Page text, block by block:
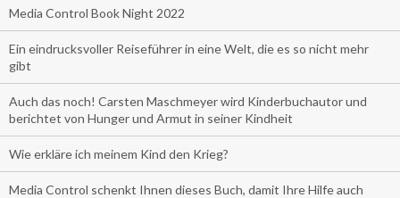
Media Control Book Night 2022
Ein eindrucksvoller Reiseführer in eine Welt, die es so nicht mehr
gibt
Auch das noch! Carsten Maschmeyer wird Kinderbuchautor und
berichtet von Hunger und Armut in seiner Kindheit
Wie erkläre ich meinem Kind den Krieg?
Media Control schenkt Ihnen dieses Buch, damit Ihre Hilfe auch